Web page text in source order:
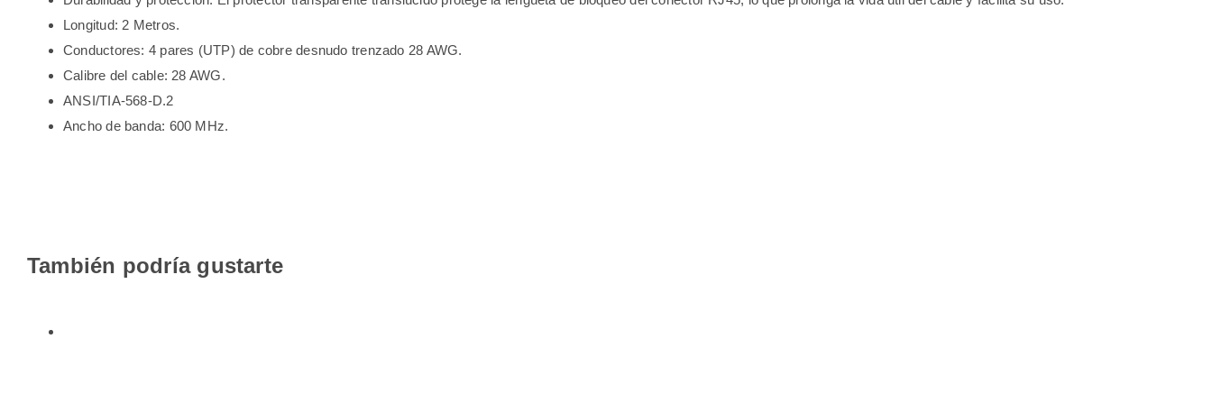
Longitud: 2 Metros.
Conductores: 4 pares (UTP) de cobre desnudo trenzado 28 AWG.
Calibre del cable: 28 AWG.
ANSI/TIA-568-D.2
Ancho de banda: 600 MHz.
También podría gustarte